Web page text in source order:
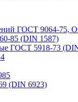
ГОСТ 9064-75,
85 (DIN 1587)
ГОСТ 5918-73
(DIN 6923)